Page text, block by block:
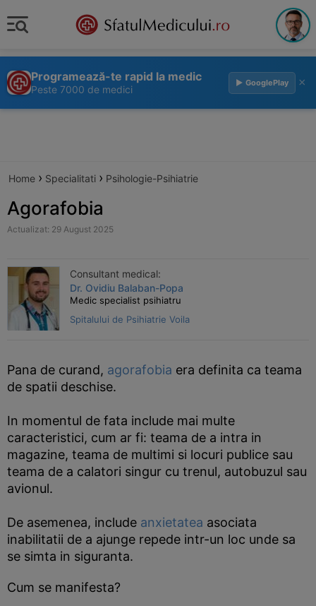
Programează-te rapid la medic
Peste 7000 de medici
▶ GooglePlay ×
Home › Specialitati › Psihologie-Psihiatrie
Agorafobia
Actualizat: 29 August 2025
Consultant medical:
Dr. Ovidiu Balaban-Popa
Medic specialist psihiatru
Spitalului de Psihiatrie Voila
Pana de curand, agorafobia era definita ca teama
de spatii deschise.
In momentul de fata include mai multe
caracteristici, cum ar fi: teama de a intra in
magazine, teama de multimi si locuri publice sau
teama de a calatori singur cu trenul, autobuzul sau
avionul.
De asemenea, include anxietatea asociata
inabilitatii de a ajunge repede intr-un loc unde sa
se simta in siguranta.
Cum se manifesta?